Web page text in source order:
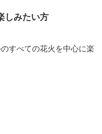
しみたい方
すべての花火を中心に楽